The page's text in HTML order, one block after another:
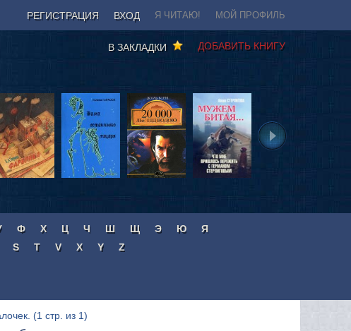
РЕГИСТРАЦИЯ ВХОД Я ЧИТАЮ! МОЙ ПРОФИЛЬ
ДОБАВИТЬ КНИГУ
В ЗАКЛАДКИ
Ф Х Ц Ч Ш Щ Э Ю
Я
S T V X Y Z
(1 стр. из 1)